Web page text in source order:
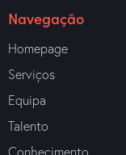
Navegação
Homepage
Serviços
Equipa
Talento